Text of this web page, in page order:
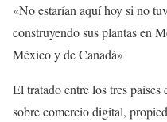
«No estarían aquí hoy si no
construyendo sus plantas en
México y de Canadá»
El tratado entre los tres
sobre comercio digital,